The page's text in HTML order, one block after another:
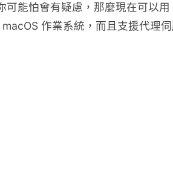
可能怕會有疑慮，那麼現在可以
作業系統，而且支援代理